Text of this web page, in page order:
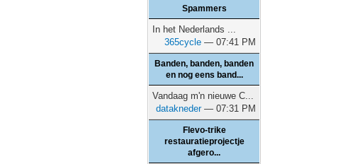
Spammers
In het Nederlands ...
365cycle — 07:41 PM
Banden, banden, banden
en nog eens band...
Vandaag m'n nieuwe C...
datakneder— 07:31 PM
Flevo-trike
restauratieprojectje
afgero...